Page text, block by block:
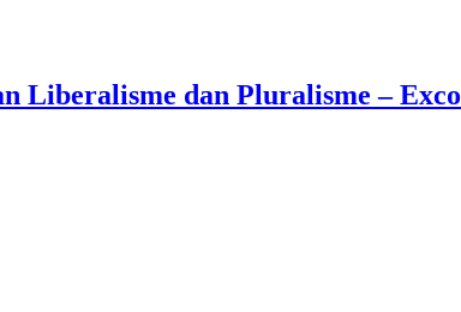
Liberalisme dan Pluralisme – Exco